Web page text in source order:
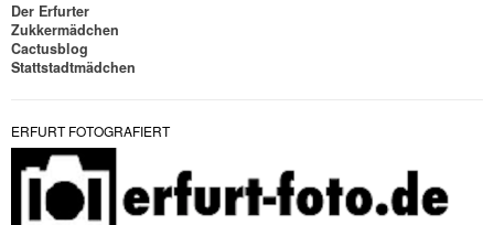
Der Erfurter
Zukkermädchen
Cactusblog
Stattstadtmädchen
ERFURT FOTOGRAFIERT